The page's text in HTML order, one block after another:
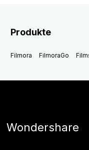
Produkte
Filmora FilmoraGo
Wondershare